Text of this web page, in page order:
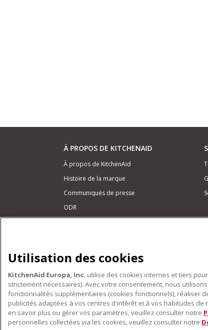
À PROPOS DE KITCHENAID
À propos de KitchenAid
Histoire de la marque
Communiqués de presse
ODR
Matériel de cuisine
Accessoires
©2022 Tous droits réservés. KitchenAid et la
Utilisation des cookies
KitchenAid Europa, Inc. utilise des cookies internes et tiers
strictement nécessaires). Avec votre consentement, nous
fonctionnalités supplémentaires (cookies fonctionnels), réaliser
publicités adaptées à vos centres d'intérêt et à vos habitudes
en savoir plus ou gérer vos paramètres, veuillez consulter notre
personnelles collectées via les cookies, veuillez consulter notre